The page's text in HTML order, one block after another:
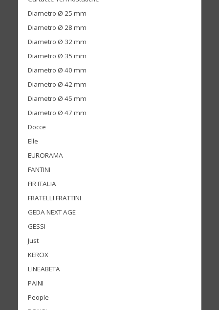
Diametro Ø 25 mm
Diametro Ø 28 mm
Diametro Ø 32 mm
Diametro Ø 35 mm
Diametro Ø 40 mm
Diametro Ø 42 mm
Diametro Ø 45 mm
Diametro Ø 47 mm
Docce
Elle
EURORAMA
FANTINI
FIR ITALIA
FRATELLI FRATTINI
GEDA NEXT AGE
GESSI
Just
KEROX
LINEABETA
PAINI
People